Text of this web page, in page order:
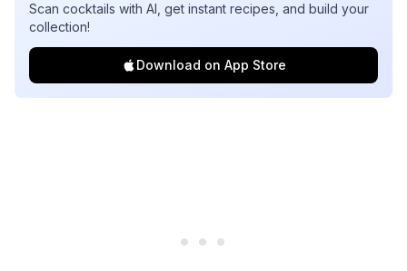
Scan cocktails with AI, get instant recipes, and build your
collection!
Download on App Store